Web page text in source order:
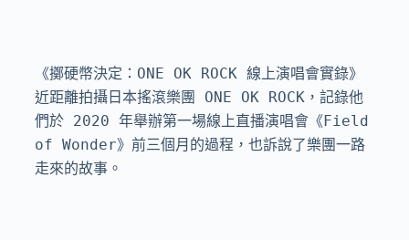
《擲硬幣決定：ONE OK ROCK 線上演唱會實錄》
近距離拍攝日本搖滾樂團 ONE OK ROCK，記錄他
們於 2020 年舉辦第一場線上直播演唱會《Field
of Wonder》前三個月的過程，也訴說了樂團一路
走來的故事。